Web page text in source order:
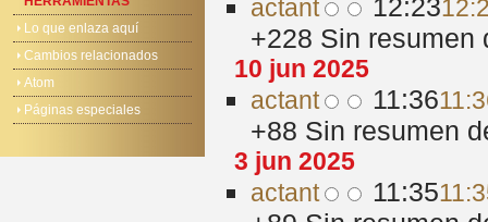
Lo que enlaza aquí
Cambios relacionados
Atom
Páginas especiales
actant 12:23
+228 Sin resumen
10 jun 2025
actant 11:36
+88 Sin resumen
3 jun 2025
actant 11:35